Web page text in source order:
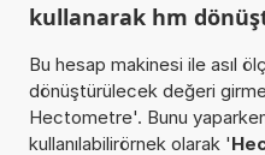
kullanarak hm
Bu hesap makinesi ile asıl
dönüştürülecek değeri
Hectometre'. Bunu
kullanılabilirörnek olarak '